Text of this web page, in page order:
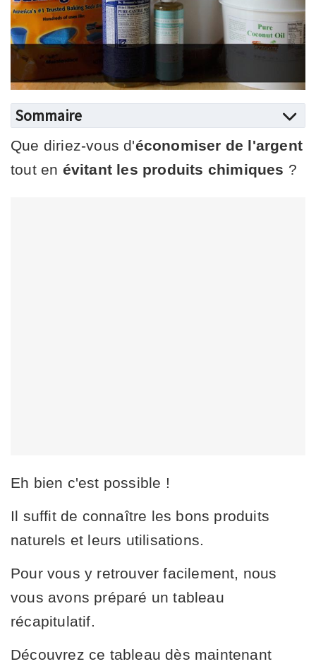
Sommaire
Que diriez-vous d'économiser de l'argent
tout en évitant les produits chimiques ?
Eh bien c'est possible !
Il suffit de connaître les bons produits
naturels et leurs utilisations.
Pour vous y retrouver facilement, nous
vous avons préparé un tableau
récapitulatif.
Découvrez ce tableau dès maintenant